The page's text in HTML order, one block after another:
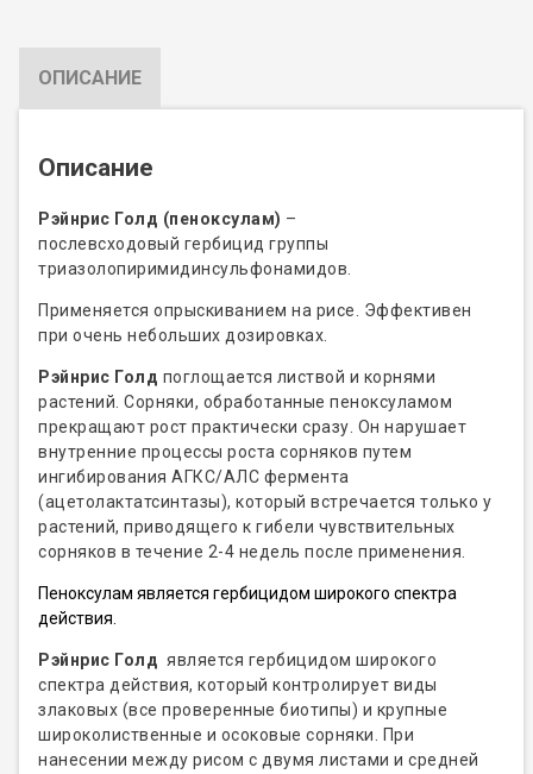
ОПИСАНИЕ
Описание
Рэйнрис Голд (пеноксулам) –
послевсходовый гербицид группы
триазолопиримидинсульфонамидов.
Применяется опрыскиванием на рисе. Эффективен
при очень небольших дозировках.
Рэйнрис Голд поглощается листвой и корнями
растений. Сорняки, обработанные пеноксуламом
прекращают рост практически сразу. Он нарушает
внутренние процессы роста сорняков путем
ингибирования АГКС/АЛС фермента
(ацетолактатсинтазы), который встречается только у
растений, приводящего к гибели чувствительных
сорняков в течение 2-4 недель после применения.
Пеноксулам является гербицидом широкого спектра
действия.
Рэйнрис Голд является гербицидом широкого
спектра действия, который контролирует виды
злаковых (все проверенные биотипы) и крупные
широколиственные и осоковые сорняки. При
нанесении между рисом с двумя листами и средней